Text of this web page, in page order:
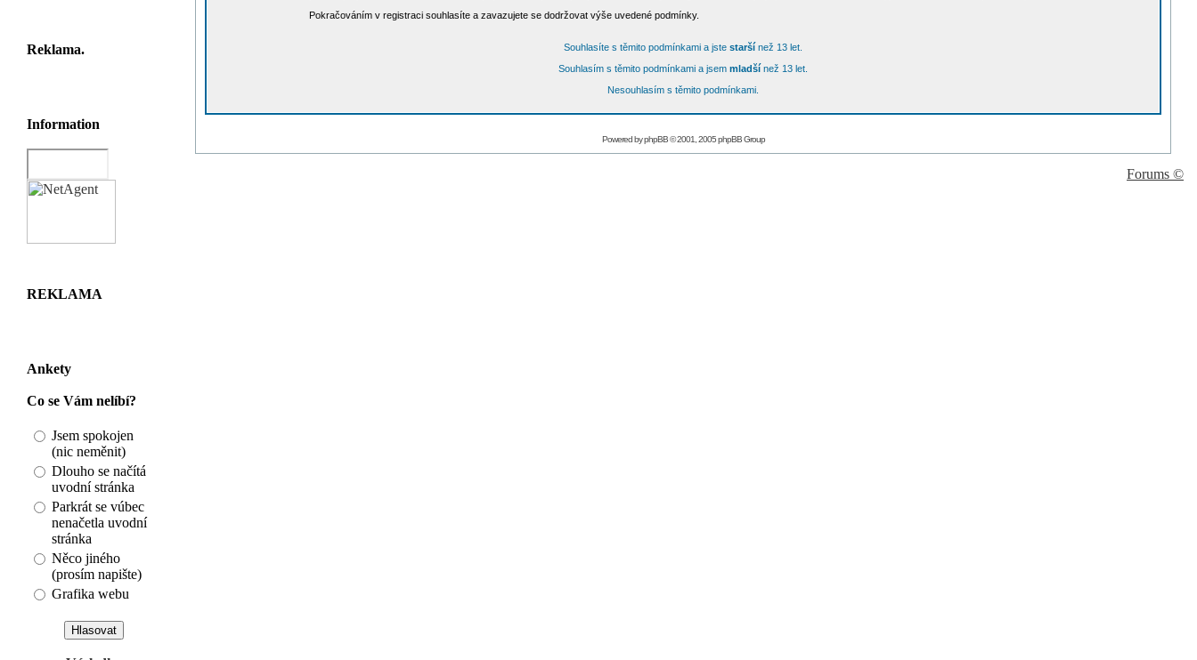
Reklama.
Information
REKLAMA
Ankety
Co se Vám nelíbí?
Jsem spokojen
(nic neměnit)
Dlouho se načítá
uvodní stránka
Parkrát se vúbec
nenačetla uvodní
stránka
Něco jiného
(prosím napište)
Grafika webu
Pokračováním v registraci souhlasíte a zavazujete se dodržovat výše uvedené podmínky.
Souhlasíte s těmito podmínkami a jste starší než 13 let.
Souhlasím s těmito podmínkami a jsem mladší než 13 let.
Nesouhlasím s těmito podmínkami.
Powered byphpBB© 2001, 2005 phpBB Group
Forums ©